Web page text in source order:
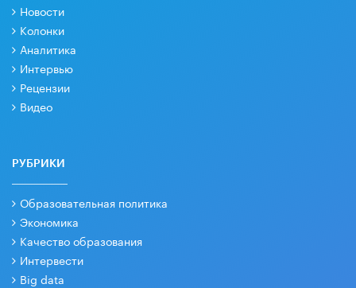
Новости
Колонки
Аналитика
Интервью
Рецензии
Видео
РУБРИКИ
Образовательная политика
Экономика
Качество образования
Интервести
Big data